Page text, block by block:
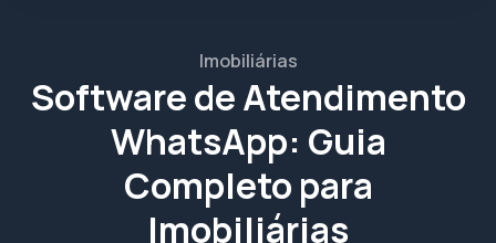
Imobiliárias
Software de Atendimento
WhatsApp: Guia
Completo para
Imobiliárias